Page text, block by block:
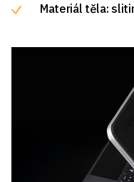
Materiál těla: